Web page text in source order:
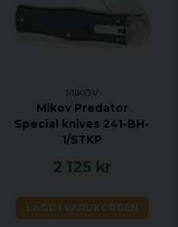
MIKOV
Mikov Predator
Special knives 241-BH-
1/STKP
2 125 kr
LÄGG I VARUKORGEN